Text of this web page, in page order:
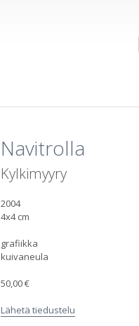
Navitrolla
Kylkimyyry
2004
4x4 cm
grafiikka
kuivaneula
50,00 €
Lähetä tiedustelu